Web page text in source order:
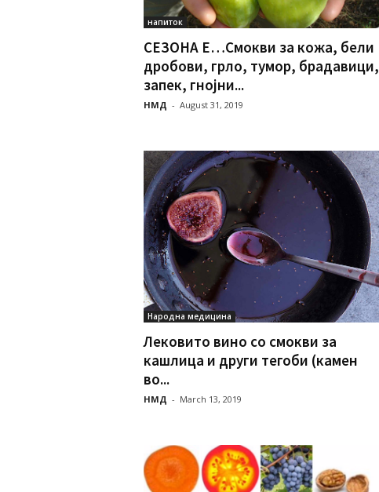
напиток
СЕЗОНА Е…Смокви за кожа, бели
дробови, грло, тумор, брадавици,
запек, гнојни...
НМД - August 31, 2019
Народна медицина
Лековито вино со смокви за
кашлица и други тегоби (камен
во...
НМД - March 13, 2019